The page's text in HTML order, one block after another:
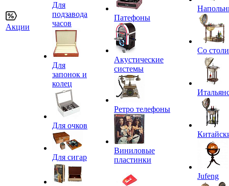
Акции
Для
подзавода
часов
Для
запонок и
колец
Для очков
Для сигар
Патефоны
Акустические
системы
Ретро телефоны
Виниловые
пластинки
Со
Jufeng